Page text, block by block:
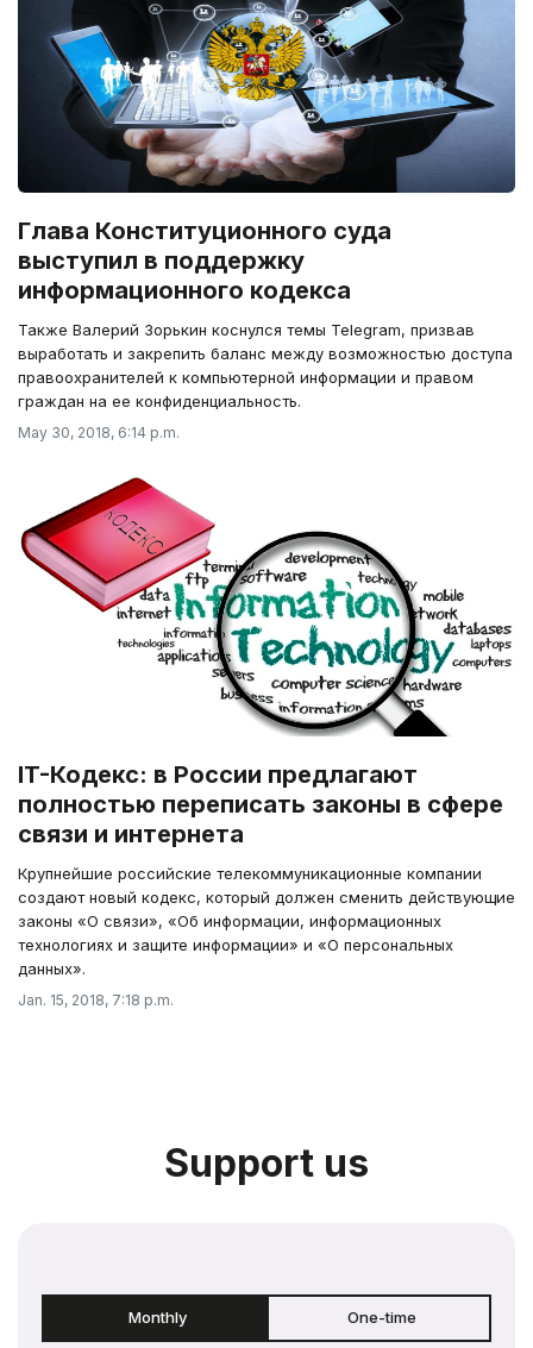
Глава Конституционного суда
выступил в поддержку
информационного кодекса
Также Валерий Зорькин коснулся темы Telegram, призвав
выработать и закрепить баланс между возможностью доступа
правоохранителей к компьютерной информации и правом
граждан на ее конфиденциальность.
May 30, 2018, 6:14 p.m.
IT-Кодекс: в России предлагают
полностью переписать законы в сфере
связи и интернета
Крупнейшие российские телекоммуникационные компании
создают новый кодекс, который должен сменить действующие
законы «О связи», «Об информации, информационных
технологиях и защите информации» и «О персональных
данных».
Jan. 15, 2018, 7:18 p.m.
Support us
Monthly One-time